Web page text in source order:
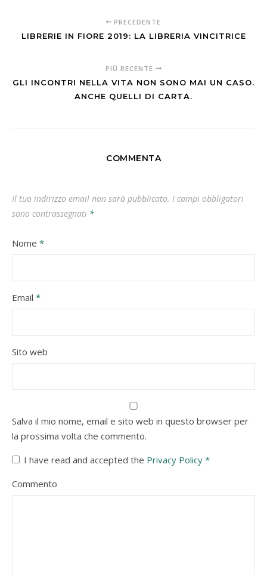
PRECEDENTE
LIBRERIE IN FIORE 2019: LA LIBRERIA VINCITRICE
PIÙ RECENTE
GLI INCONTRI NELLA VITA NON SONO MAI UN CASO.
ANCHE QUELLI DI CARTA.
COMMENTA
Il tuo indirizzo email non sarà pubblicato. I campi obbligatori
sono contrassegnati *
Nome *
Email *
Sito web
Salva il mio nome, email e sito web in questo browser per
la prossima volta che commento.
I have read and accepted the Privacy Policy *
Commento